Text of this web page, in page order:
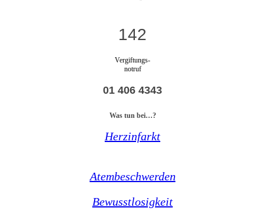
142
Vergiftungs-
notruf
01 406 4343
Was tun bei…?
Herzinfarkt
Atembeschwerden
Bewusstlosigkeit